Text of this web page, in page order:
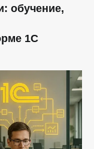
обучение,
1С